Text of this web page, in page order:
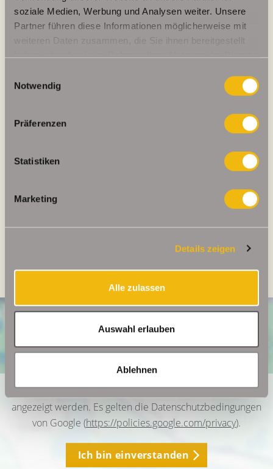
soziale Medien, Werbung und Analysen weiter. Unsere
Partner führen diese Informationen möglicherweise mit
weiteren Daten zusammen, die Sie ihnen bereitgestellt
haben oder die sie im Rahmen Ihrer Nutzung der Dienste
Notwendig
Präferenzen
Statistiken
Marketing
Details zeigen
Alle zulassen
Auswahl erlauben
Ablehnen
115,40 kWh / (m²*a)
Energieausweis gültig bis
ab dem 1.5.2014
Zentralheizung
Ich bin damit einverstanden, dass mir Karten von Google
angezeigt werden. Es gelten die Datenschutzbedingungen
von Google (https://policies.google.com/privacy).
Ich bin einverstanden